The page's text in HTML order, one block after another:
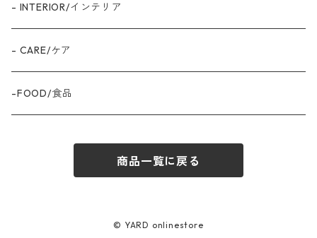
- INTERIOR/インテリア
- CARE/ケア
-FOOD/食品
商品一覧に戻る
© YARD onlinestore